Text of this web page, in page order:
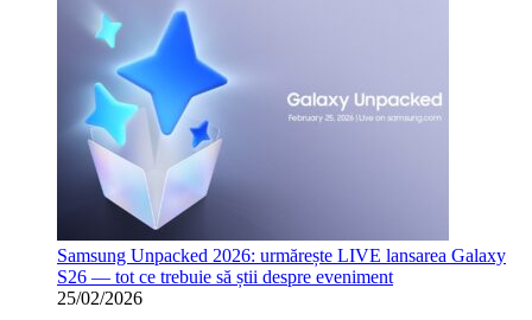
Samsung Unpacked 2026: urmărește LIVE lansarea Galaxy
S26 — tot ce trebuie să știi despre eveniment
25/02/2026